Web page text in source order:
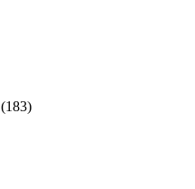
(183)